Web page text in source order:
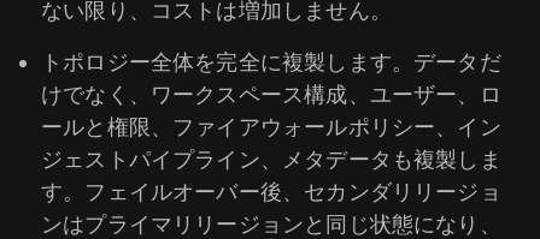
ない限り、コストは増加しません。
トポロジー全体を完全に複製します。データだ
けでなく、ワークスペース構成、ユーザー、ロ
ールと権限、ファイアウォールポリシー、イン
ジェストパイプライン、メタデータも複製しま
す。フェイルオーバー後、セカンダリリージョ
ンはプライマリリージョンと同じ状態になり、